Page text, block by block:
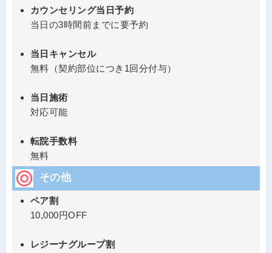
カウンセリング当日予約
当日の3時間前までに要予約
当日キャンセル
無料（契約部位につき1回分付与）
当日施術
対応可能
転院手数料
無料
その他
ペア割
10,000円OFF
レジーナグループ割